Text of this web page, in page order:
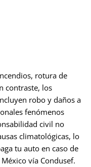
rotura de
contraste, los
robo y daños a
fenómenos
civil no
climatológicas, lo
tu auto en caso de
vía Condusef.